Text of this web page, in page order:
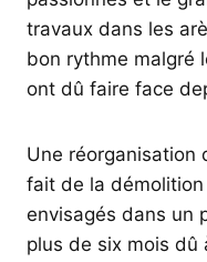
travaux dans les
bon rythme malgré
ont dû faire face
Une réorganisation
fait de la
envisagés dans un
plus de six mois dû